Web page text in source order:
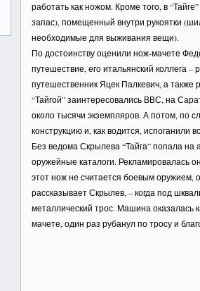
работать как ножом. Кроме того, в
запас), помещенный внутри рукоятки
необходимые для выживания вещи).
По достоинству оценили нож-мачете
путешествие, его итальянский коллега
путешественник Яцек Палкевич, а также
“Тайгой” заинтересовались ВВС, на
около тысячи экземпляров. А потом, по
конструкцию и, как водится, испоганили
Без ведома Скрылева “Тайга” попала
оружейные каталоги. Рекламировалась
этот нож не считается боевым оружием,
рассказывает Скрылев, – когда под
металлический трос. Машина оказалась
мачете, один раз рубанул по тросу и